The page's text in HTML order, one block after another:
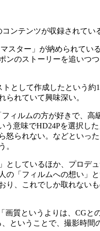
ンテンツが収録されてい
ター」が納められてい
のストーリーを追いつ
として作成したという約
れていて興味深い。
ルムの方が好きで、高
意味でHD24Pを選択し
られない。などといっ
。
しているほか、プロデ
「フィルムへの想い」
、これでしか取れない
質というよりは、CGと
ということで、撮影時間